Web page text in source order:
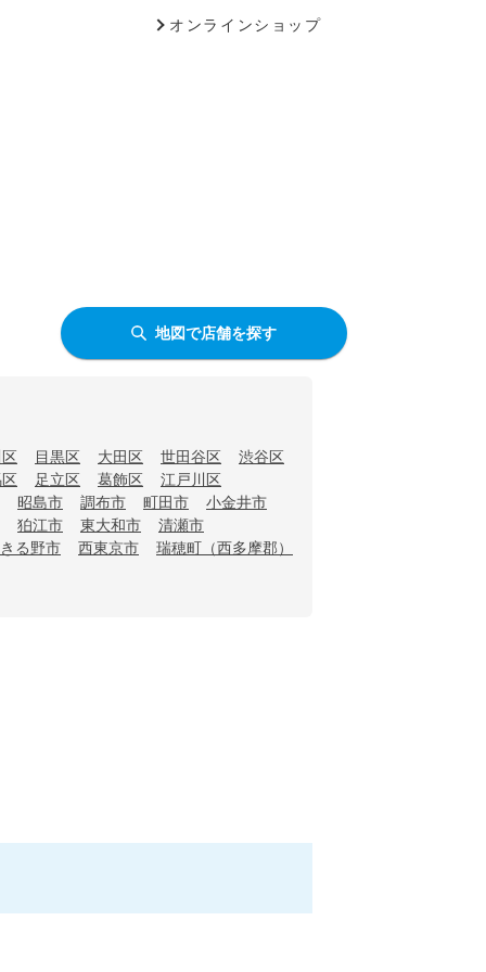
オンラインショップ
地図で店舗を探す
目黒区 大田区 世田谷区
渋谷区
足立区 葛飾区
江戸川区
昭島市
調布市 町田市
小金井市
狛江市
東大和市
清瀬市
る野市
西東京市 瑞穂町（西多摩郡）